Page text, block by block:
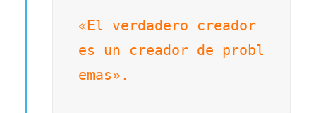
«El verdadero creador
es un creador de probl
emas».